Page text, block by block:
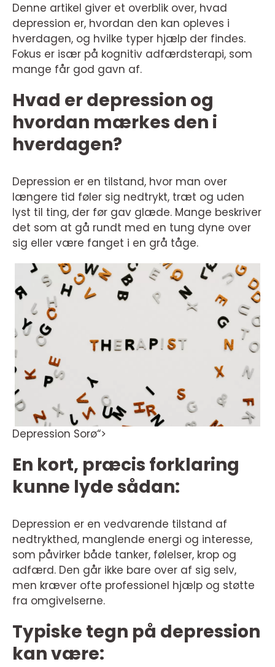
Denne artikel giver et overblik over, hvad
depression er, hvordan den kan opleves i
hverdagen, og hvilke typer hjælp der findes.
Fokus er især på kognitiv adfærdsterapi, som
mange får god gavn af.
Hvad er depression og
hvordan mærkes den i
hverdagen?
Depression er en tilstand, hvor man over
længere tid føler sig nedtrykt, træt og uden
lyst til ting, der før gav glæde. Mange beskriver
det som at gå rundt med en tung dyne over
sig eller være fanget i en grå tåge.
Depression Sorø“>
En kort, præcis forklaring
kunne lyde sådan:
Depression er en vedvarende tilstand af
nedtrykthed, manglende energi og interesse,
som påvirker både tanker, følelser, krop og
adfærd. Den går ikke bare over af sig selv,
men kræver ofte professionel hjælp og støtte
fra omgivelserne.
Typiske tegn på depression
kan være: